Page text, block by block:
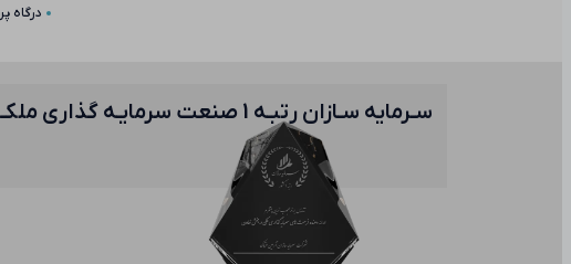
درگاه
سـرمایه سـازان رتبـه 1